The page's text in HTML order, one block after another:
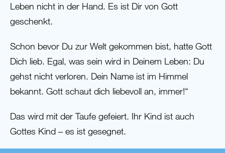
Leben nicht in der Hand. Es ist Dir von Gott
geschenkt.
Schon bevor Du zur Welt gekommen bist, hatte Gott
Dich lieb. Egal, was sein wird in Deinem Leben: Du
gehst nicht verloren. Dein Name ist im Himmel
bekannt. Gott schaut dich liebevoll an, immer!“
Das wird mit der Taufe gefeiert. Ihr Kind ist auch
Gottes Kind – es ist gesegnet.